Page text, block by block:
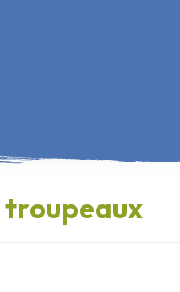
troupeaux